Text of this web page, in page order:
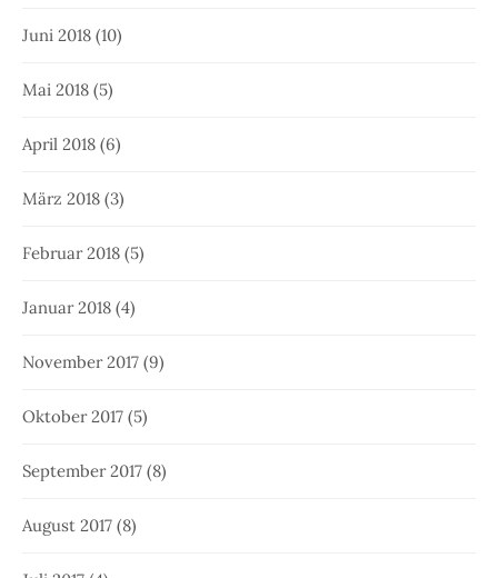
Juni 2018 (10)
Mai 2018 (5)
April 2018 (6)
März 2018 (3)
Februar 2018 (5)
Januar 2018 (4)
November 2017 (9)
Oktober 2017 (5)
September 2017 (8)
August 2017 (8)